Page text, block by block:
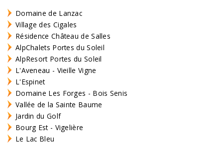
Domaine de Lanzac
Village des Cigales
Résidence Château de Salles
AlpChalets Portes du Soleil
AlpResort Portes du Soleil
L'Aveneau - Vieille Vigne
L'Espinet
Domaine Les Forges - Bois Senis
Vallée de la Sainte Baume
Jardin du Golf
Bourg Est - Vigelière
Le Lac Bleu